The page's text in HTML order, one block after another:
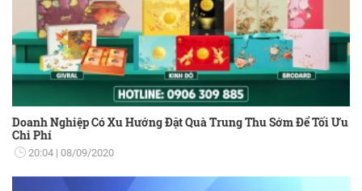
Doanh Nghiệp Có Xu Hướng Đặt Quà Trung Thu Sớm Để Tối Ưu
Chi Phí
20:04 08/09/2020